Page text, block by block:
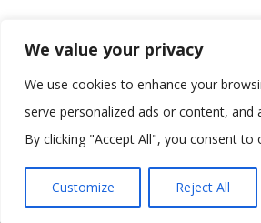
We value your privacy
We use cookies to enhance your
serve personalized ads or content, and
By clicking "Accept All", you consent to
Customize Reject All
Copyright © OŠ
Koristimo kolačiće kako bismo vam
našoj web stranici.
Informacije o kolačićima koje koristimo
Prihvaćam